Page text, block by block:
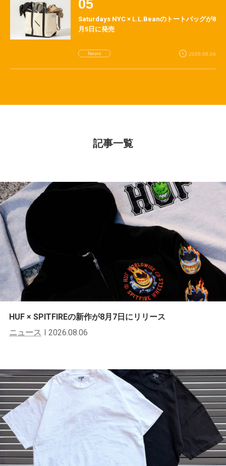
Saturdays NYC × L.L.Beanのトートバッグが8
月5日に発売
News 2026.08.04
記事一覧
HUF × SPITFIREの新作が8月7日にリリース
ニュース
2026.08.06